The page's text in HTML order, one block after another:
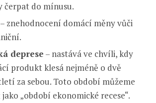
čerpat do mínusu.
– znehodnocení domácí měny vůči
deprese – nastává ve chvíli, kdy
produkt klesá nejméně o dvě
za sebou. Toto období můžeme
„období ekonomické recese“.